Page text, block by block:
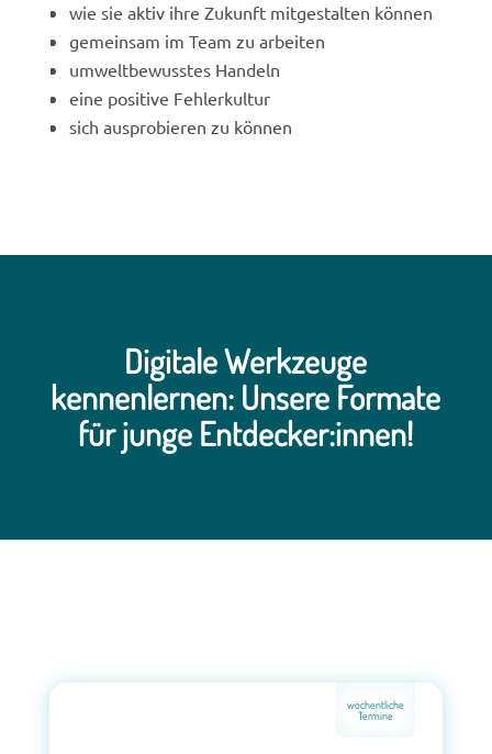
wie sie aktiv ihre Zukunft mitgestalten können
gemeinsam im Team zu arbeiten
umweltbewusstes Handeln
eine positive Fehlerkultur
sich ausprobieren zu können
Digitale Werkzeuge
kennenlernen: Unsere Formate
für junge Entdecker:innen!
wöchentliche
Termine